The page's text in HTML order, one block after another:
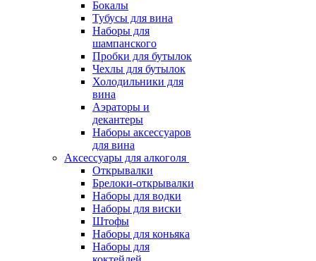
Бокалы
Тубусы для вина
Наборы для
шампанского
Пробки для бутылок
Чехлы для бутылок
Холодильники для
вина
Аэраторы и
декантеры
Наборы аксессуаров
для вина
Аксессуары для алкоголя
Открывалки
Брелоки-открывалки
Наборы для водки
Наборы для виски
Штофы
Наборы для коньяка
Наборы для